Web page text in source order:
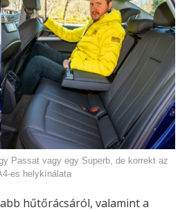
Passat vagy egy Superb, de korrekt az
es helykínálata
hűtőrácsáról, valamint a